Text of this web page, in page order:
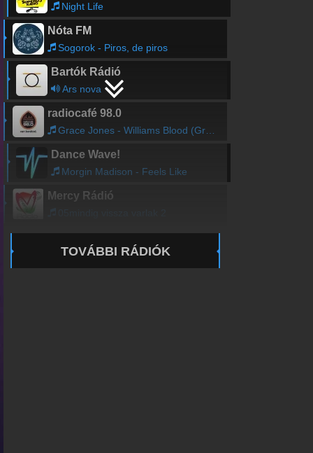
Night Life
Nóta FM
Sogorok - Piros, de piros
Bartók Rádió
Ars nova
radiocafé 98.0
Grace Jones - Williams Blood (Greg Wilson Remix)
Dance Wave!
Morgin Madison - Feels Like
Mercy Rádió
TOVÁBBI RÁDIÓK